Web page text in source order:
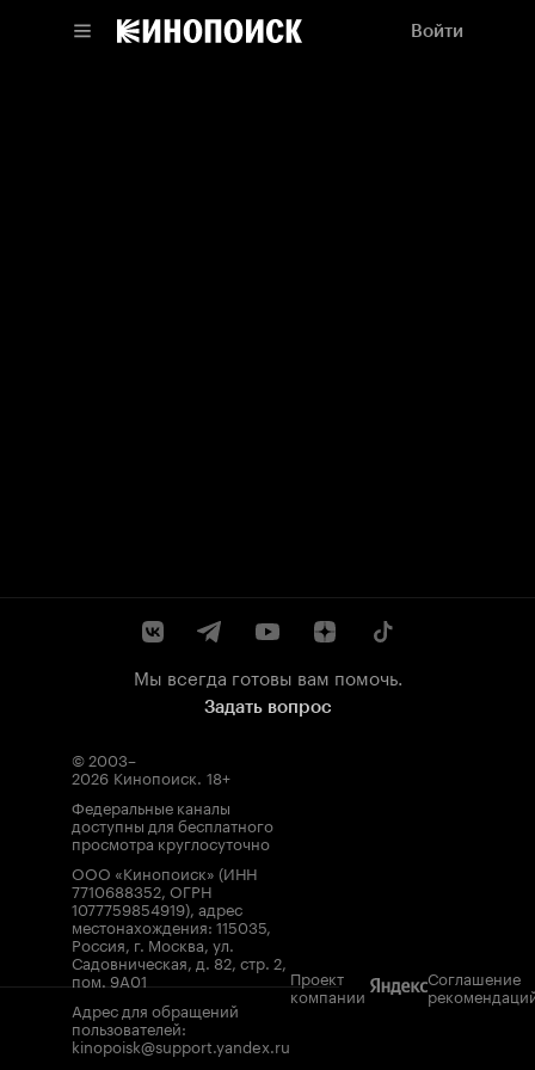
Войти
Мы всегда готовы вам помочь.
Задать вопрос
© 2003–
2026 Кинопоиск. 18+
Федеральные каналы
доступны для бесплатного
просмотра круглосуточно
ООО «Кинопоиск» (ИНН
7710688352, ОГРН
1077759854919), адрес
местонахождения: 115035,
Россия, г. Москва, ул.
Садовническая, д. 82, стр. 2,
пом. 9А01
Адрес для обращений
пользователей:
kinopoisk@support.yandex.ru
Проект
компании
Соглашение